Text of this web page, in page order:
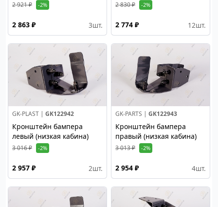
2 921 ₽ -2%
2 863 ₽ 3шт.
2 830 ₽ -2%
2 774 ₽ 12шт.
GK-PLAST | GK122942
Кронштейн бампера
левый (низкая кабина)
3 016 ₽ -2%
2 957 ₽ 2шт.
GK-PARTS | GK122943
Кронштейн бампера
правый (низкая кабина)
3 013 ₽ -2%
2 954 ₽ 4шт.